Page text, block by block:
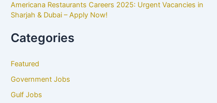
Americana Restaurants Careers 2025: Urgent Vacancies in
Sharjah & Dubai – Apply Now!
Categories
Featured
Government Jobs
Gulf Jobs